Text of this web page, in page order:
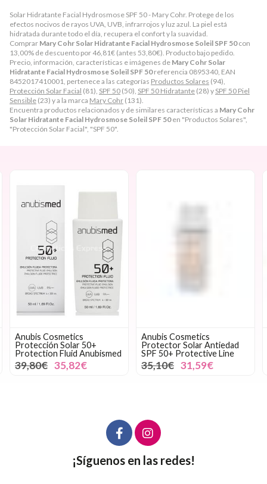
Solar Hidratante Facial Hydrosmose SPF 50 - Mary Cohr. Protege de los
efectos nocivos de rayos UVA, UVB, infrarrojos y luz azul. La piel está
hidratada durante todo el día, recupera el confort y la suavidad.
Comprar Mary Cohr Solar Hidratante Facial Hydrosmose Soleil SPF 50con
13,00% de descuento por46,81€ (antes 53,80€). Producto bajo pedido.
Precio, información, características e imágenes de Mary Cohr Solar
Hidratante Facial Hydrosmose Soleil SPF 50referencia 0895340, EAN
8452017410001, pertenece a las categorías Productos Solares (94),
Protección Solar Facial (81), SPF 50 (50), SPF 50 Hidratante (28) y SPF 50 Piel
Sensible (23) y a la marca Mary Cohr (131).
Encuentra productos relacionados y de similares características a Mary Cohr
Solar Hidratante Facial Hydrosmose Soleil SPF 50en "Productos Solares",
"Protección Solar Facial", "SPF 50".
Anubis Cosmetics
Protección Solar 50+
Protection Fluid Anubismed
39,80€ 35,82€
Anubis Cosmetics
Protector Solar Antiedad
SPF 50+ Protective Line
35,10€ 31,59€
¡Síguenos en las redes!